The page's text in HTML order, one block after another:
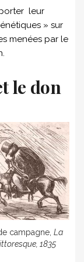
leur
» sur
menées par le
le don
campagne, La
1835